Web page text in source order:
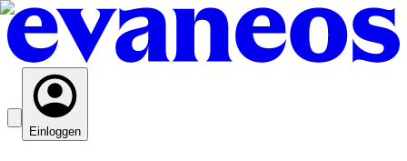
Einloggen